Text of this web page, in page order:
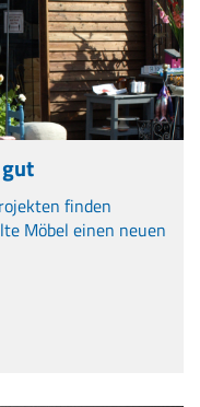
finden
Möbel einen neuen